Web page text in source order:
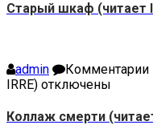
Старый шкаф (читает
admin Комментарии
IRRE) отключены
Коллаж смерти